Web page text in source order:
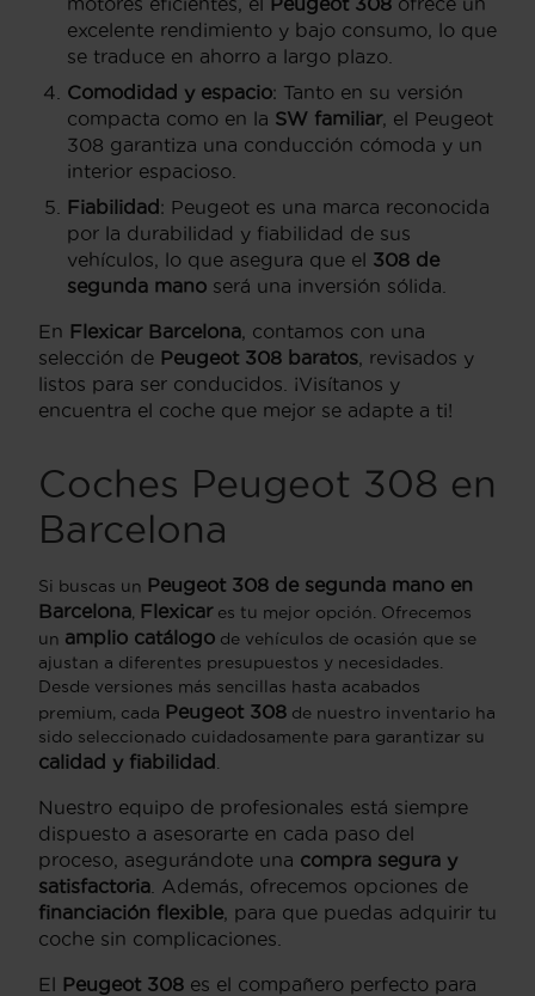
excelente rendimiento y bajo consumo, lo que
se traduce en ahorro a largo plazo.
Comodidad y espacio: Tanto en su versión
compacta como en la SW familiar, el Peugeot
308 garantiza una conducción cómoda y un
interior espacioso.
Fiabilidad : Peugeot es una marca reconocida
por la durabilidad y fiabilidad de sus
vehículos, lo que asegura que el 308 de
segunda mano será una inversión sólida.
En Flexicar Barcelona , contamos con una
selección de Peugeot 308 baratos , revisados y
listos para ser conducidos. ¡Visítanos y
encuentra el coche que mejor se adapte a ti!
Coches Peugeot 308 en
Barcelona
Si buscas un Peugeot 308 de segunda mano en
Barcelona, Flexicares tu mejor opción. Ofrecemos
un amplio catálogo de vehículos de ocasión que se
ajustan a diferentes presupuestos y necesidades.
Desde versiones más sencillas hasta acabados
premium, cada Peugeot 308 de nuestro inventario ha
sido seleccionado cuidadosamente para garantizar su
calidad y fiabilidad
Nuestro equipo de profesionales está siempre
dispuesto a asesorarte en cada paso del
proceso, asegurándote una compra segura y
satisfactoria . Además, ofrecemos opciones de
financiación flexible , para que puedas adquirir tu
coche sin complicaciones.
El Peugeot 308 es el compañero perfecto para